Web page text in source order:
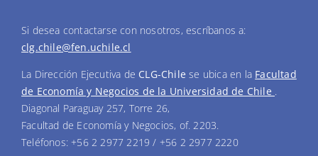
Si desea contactarse con nosotros, escríbanos a:
clg.chile@fen.uchile.cl
La Dirección Ejecutiva de CLG-Chile se ubica en la Facultad
de Economía y Negocios de la Universidad de Chile
Diagonal Paraguay 257, Torre 26,
Facultad de Economía y Negocios, of. 2203.
Teléfonos: +56 2 2977 2219 / +56 2 2977 2220